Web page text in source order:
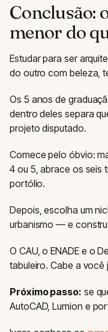
Conclusão:
menor do
Estudar para ser
do outro com beleza,
Os 5 anos de
dentro deles separa
projeto disputado.
Comece pelo óbvio:
4 ou 5, abrace os seis
portólio.
Depois, escolha um
urbanismo — e
O CAU, o ENADE e o
tabuleiro. Cabe a você
Próximo passo: se
AutoCAD, Lumion e